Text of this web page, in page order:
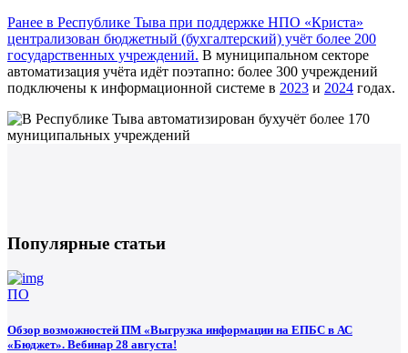
Ранее в Республике Тыва при поддержке НПО «Криста»
централизован бюджетный (бухгалтерский) учёт более 200
государственных учреждений. В муниципальном секторе
автоматизация учёта идёт поэтапно: более 300 учреждений
подключены к информационной системе в 2023 и 2024 годах.
Популярные статьи
ПО
Обзор возможностей ПМ «Выгрузка информации на ЕПБС в АС
«Бюджет». Вебинар 28 августа!